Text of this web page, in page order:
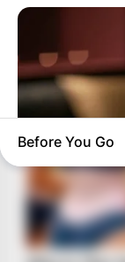
BUZZDAY
We’ve Never
Before You Go